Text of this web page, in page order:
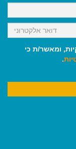
ומאשר/ת כי
.